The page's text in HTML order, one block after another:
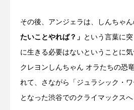
その後、アンジェラは、しんちゃ
たいことやれば？」 という言葉に
に生きる必要はないということに
クレヨンしんちゃん オラたちの恐
れて、さながら「ジュラシック・
となった渋谷でのクライマックスへ